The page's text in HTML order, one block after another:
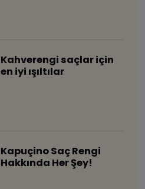
Kahverengi saçlar için
en iyi ışıltılar
Kapuçino Saç Rengi
Hakkında Her Şey!